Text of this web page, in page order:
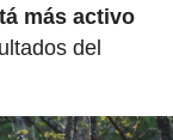
más activo
del